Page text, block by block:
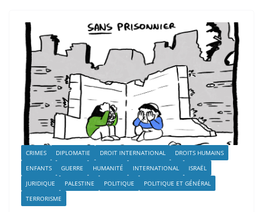
CRIMES DIPLOMATIE DROIT INTERNATIONAL
DROITS HUMAINS
ENFANTS
GUERRE HUMANITÉ INTERNATIONAL
ISRAËL
JURIDIQUE
PALESTINE POLITIQUE
POLITIQUE ET GÉNÉRAL
TERRORISME